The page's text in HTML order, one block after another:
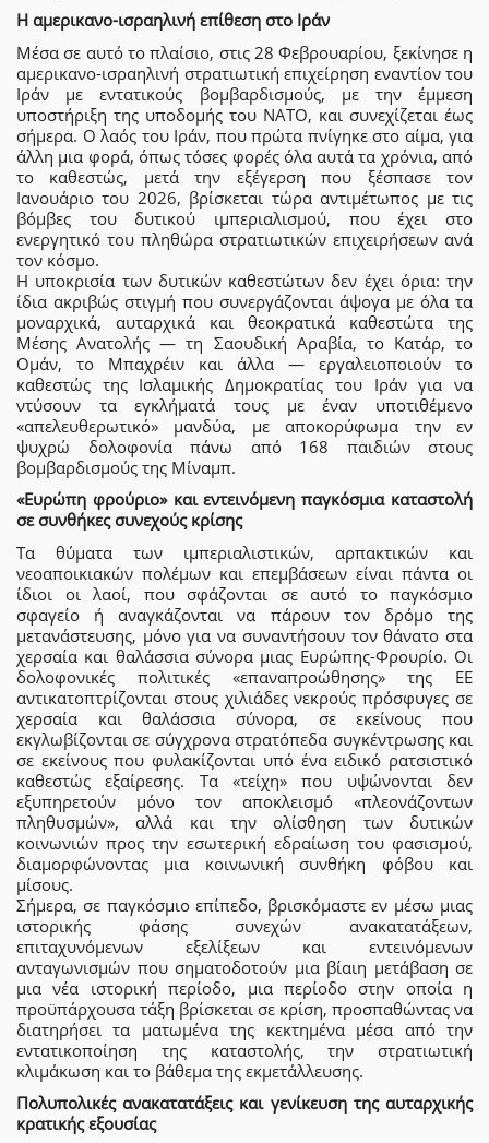
Η αμερικανο-ισραηλινή επίθεση στο Ιράν
Μέσα σε αυτό το πλαίσιο, στις 28 Φεβρουαρίου, ξεκίνησε η
αμερικανο-ισραηλινή στρατιωτική επιχείρηση εναντίον του
Ιράν με εντατικούς βομβαρδισμούς, με την έμμεση
υποστήριξη της υποδομής του ΝΑΤΟ, και συνεχίζεται έως
σήμερα. Ο λαός του Ιράν, που πρώτα πνίγηκε στο αίμα, για
άλλη μια φορά, όπως τόσες φορές όλα αυτά τα χρόνια, από
το καθεστώς, μετά την εξέγερση που ξέσπασε τον
Ιανουάριο του 2026, βρίσκεται τώρα αντιμέτωπος με τις
βόμβες του δυτικού ιμπεριαλισμού, που έχει στο
ενεργητικό του πληθώρα στρατιωτικών επιχειρήσεων ανά
τον κόσμο.
Η υποκρισία των δυτικών καθεστώτων δεν έχει όρια: την
ίδια ακριβώς στιγμή που συνεργάζονται άψογα με όλα τα
μοναρχικά, αυταρχικά και θεοκρατικά καθεστώτα της
Μέσης Ανατολής — τη Σαουδική Αραβία, το Κατάρ, το
Ομάν, το Μπαχρέιν και άλλα — εργαλειοποιούν το
καθεστώς της Ισλαμικής Δημοκρατίας του Ιράν για να
ντύσουν τα εγκλήματά τους με έναν υποτιθέμενο
«απελευθερωτικό» μανδύα, με αποκορύφωμα την εν
ψυχρώ δολοφονία πάνω από 168 παιδιών στους
βομβαρδισμούς της Μίναμπ.
«Ευρώπη φρούριο» και εντεινόμενη παγκόσμια καταστολή
σε συνθήκες συνεχούς κρίσης
Τα θύματα των ιμπεριαλιστικών, αρπακτικών και
νεοαποικιακών πολέμων και επεμβάσεων είναι πάντα οι
ίδιοι οι λαοί, που σφάζονται σε αυτό το παγκόσμιο
σφαγείο ή αναγκάζονται να πάρουν τον δρόμο της
μετανάστευσης, μόνο για να συναντήσουν τον θάνατο στα
χερσαία και θαλάσσια σύνορα μιας Ευρώπης-Φρουρίο. Οι
δολοφονικές πολιτικές «επαναπροώθησης» της ΕΕ
αντικατοπτρίζονται στους χιλιάδες νεκρούς πρόσφυγες σε
χερσαία και θαλάσσια σύνορα, σε εκείνους που
εκγλωβίζονται σε σύγχρονα στρατόπεδα συγκέντρωσης και
σε εκείνους που φυλακίζονται υπό ένα ειδικό ρατσιστικό
καθεστώς εξαίρεσης. Τα «τείχη» που υψώνονται δεν
εξυπηρετούν μόνο τον αποκλεισμό «πλεονάζοντων
πληθυσμών», αλλά και την ολίσθηση των δυτικών
κοινωνιών προς την εσωτερική εδραίωση του φασισμού,
διαμορφώνοντας μια κοινωνική συνθήκη φόβου και
μίσους.
Σήμερα, σε παγκόσμιο επίπεδο, βρισκόμαστε εν μέσω μιας
ιστορικής φάσης συνεχών ανακατατάξεων,
επιταχυνόμενων εξελίξεων και εντεινόμενων
ανταγωνισμών που σηματοδοτούν μια βίαιη μετάβαση σε
μια νέα ιστορική περίοδο, μια περίοδο στην οποία η
προϋπάρχουσα τάξη βρίσκεται σε κρίση, προσπαθώντας να
διατηρήσει τα ματωμένα της κεκτημένα μέσα από την
εντατικοποίηση της καταστολής, την στρατιωτική
κλιμάκωση και το βάθεμα της εκμετάλλευσης.
Πολυπολικές ανακατατάξεις και γενίκευση της αυταρχικής
κρατικής εξουσίας